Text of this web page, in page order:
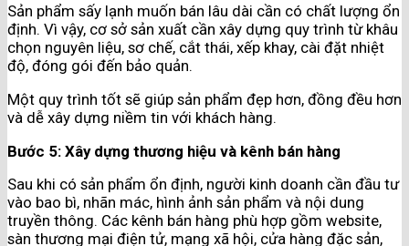
Sản phẩm sấy lạnh muốn bán lâu dài cần có chất lượng ổn
định. Vì vậy, cơ sở sản xuất cần xây dựng quy trình từ khâu
chọn nguyên liệu, sơ chế, cắt thái, xếp khay, cài đặt nhiệt
độ, đóng gói đến bảo quản.
Một quy trình tốt sẽ giúp sản phẩm đẹp hơn, đồng đều hơn
và dễ xây dựng niềm tin với khách hàng.
Bước 5: Xây dựng thương hiệu và kênh bán hàng
Sau khi có sản phẩm ổn định, người kinh doanh cần đầu tư
vào bao bì, nhãn mác, hình ảnh sản phẩm và nội dung
truyền thông. Các kênh bán hàng phù hợp gồm website,
sàn thương mại điện tử, mạng xã hội, cửa hàng đặc sản,